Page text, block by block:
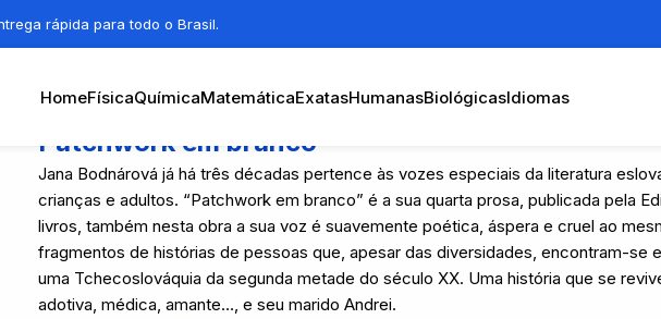
rápida para todo o Brasil.
HomeFísicaQuímicaMatemáticaExatasHumanasBiológicasIdiomas
Patchwork em branco
Jana Bodnárová já há três décadas pertence às vozes especiais da literatura
crianças e adultos. “Patchwork em branco” é a sua quarta prosa, publicada pela
livros, também nesta obra a sua voz é suavemente poética, áspera e cruel ao
fragmentos de histórias de pessoas que, apesar das diversidades, encontram-se
uma Tchecoslováquia da segunda metade do século XX. Uma história que se
adotiva, médica, amante…, e seu marido Andrei.